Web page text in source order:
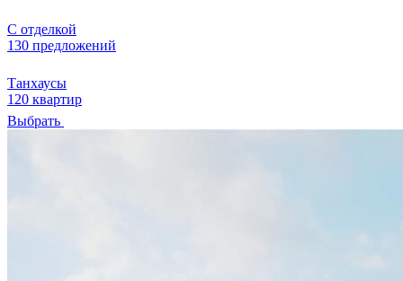
С отделкой
130 предложений
Танхаусы
120 квартир
Выбрать